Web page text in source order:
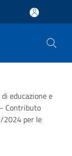
educazione e
Contributo
2024 per le